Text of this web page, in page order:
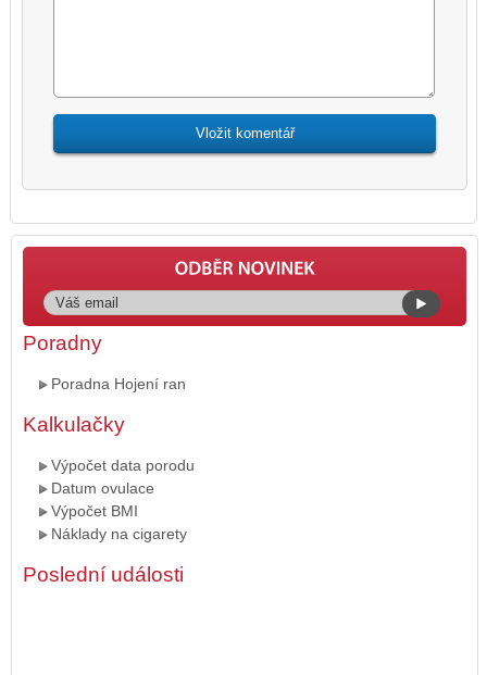
Poradny
Poradna Hojení ran
Kalkulačky
Výpočet data porodu
Datum ovulace
Výpočet BMI
Náklady na cigarety
Poslední události